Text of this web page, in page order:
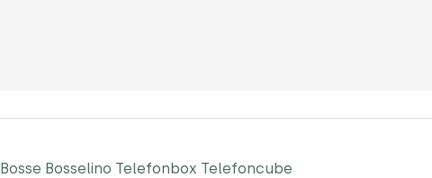
Bosse Bosselino Telefonbox Telefoncube